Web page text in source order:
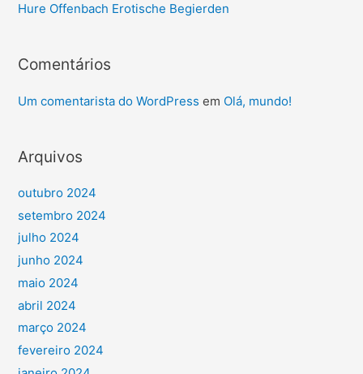
Hure Offenbach Erotische Begierden
Comentários
Um comentarista do WordPress em Olá, mundo!
Arquivos
outubro 2024
setembro 2024
julho 2024
junho 2024
maio 2024
abril 2024
março 2024
fevereiro 2024